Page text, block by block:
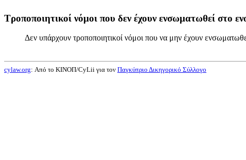
Τροποποιητικοί νόμοι που δεν έχουν ενσωματωθεί στο
Δεν υπάρχουν τροποποιητικοί νόμοι που να μην έχουν
cylaw.org: Από το ΚΙΝOΠ/CyLii για τον Παγκύπριο Δικηγορικό Σύλλογο